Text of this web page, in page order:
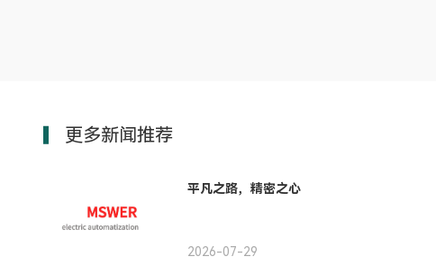
更多新闻推荐
平凡之路，精密之心
2026-07-29